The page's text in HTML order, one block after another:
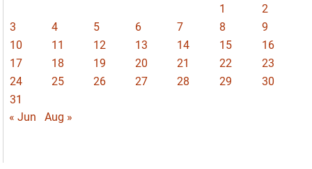
1
2
3
4 5 6 7 8
9
10
11 12 13 14 15
16
17
18 19 20 21 22
23
24
25 26 27 28 29
30
31
« Jun
Aug »